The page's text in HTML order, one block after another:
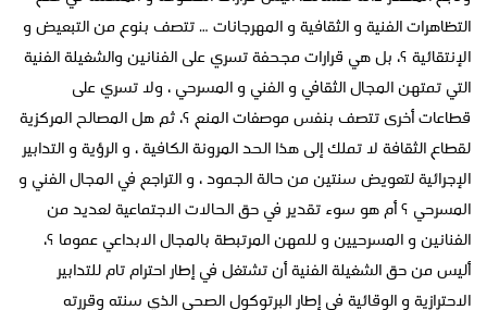
التظاهرات الفنية و الثقافية و المهرجانات … تتصف بنوع من التبعيض و
الإنتقائية ؟، بل هي قرارات مجحفة تسري على الفنانين والشغيلة الفنية
التي تمتهن المجال الثقافي و الفني و المسرحي ، ولا تسري على
قطاعات أخرى تتصف بنفس موصفات المنع ؟، ثم هل المصالح المركزية
لقطاع الثقافة لا تملك إلى هذا الحد المرونة الكافية ، و الرؤية و التدابير
الإجرائية لتعويض سنتين من حالة الجمود ، و التراجع في المجال الفني و
المسرحي ؟ أم هو سوء تقدير في حق الحالات الاجتماعية لعديد من
الفنانين و المسرحيين و للمهن المرتبطة بالمجال الابداعي عموما ؟،
أليس من حق الشغيلة الفنية أن تشتغل في إطار احترام تام للتدابير
الاحترازية و الوقائية في إطار البرتوكول الصحي الذي سنته وقررته